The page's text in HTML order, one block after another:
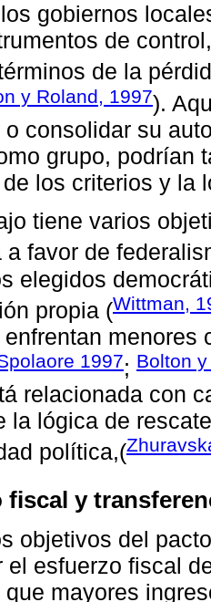
gobiernos
de
de la
y Roland, 1997).
o consolidar su
grupo, podrían
los criterios y la
tiene varios
a favor de
elegidos
propia (Wittman,
menores
1997; Bolton
relacionada con
la lógica de
política,(
fiscal y
objetivos del
el esfuerzo fiscal
que mayores